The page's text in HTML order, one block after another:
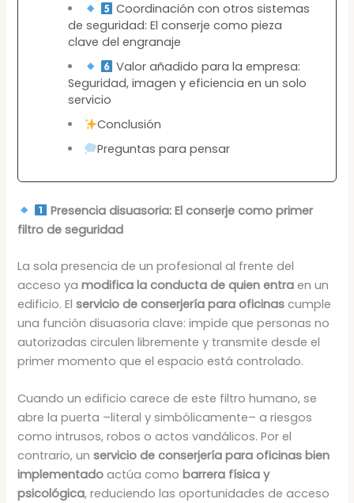
Coordinación con otros sistemas
de seguridad: El conserje como pieza
clave del engranaje
Valor añadido para la empresa:
Seguridad, imagen y eficiencia en un solo
servicio
Conclusión
Preguntas para pensar
Presencia disuasoria: El conserje como primer
filtro de seguridad
La sola presencia de un profesional al frente del
acceso yamodifica la conducta de quien entra en un
edificio. Elservicio de conserjería para oficinas cumple
una función disuasoria clave: impide que personas no
autorizadas circulen libremente y transmite desde el
primer momento que el espacio está controlado.
Cuando un edificio carece de este filtro humano, se
abre la puerta –literal y simbólicamente– a riesgos
como intrusos, robos o actos vandálicos. Por el
contrario, unservicio de conserjería para oficinas bien
implementado actúa comobarrera física y
psicológica, reduciendo las oportunidades de acceso